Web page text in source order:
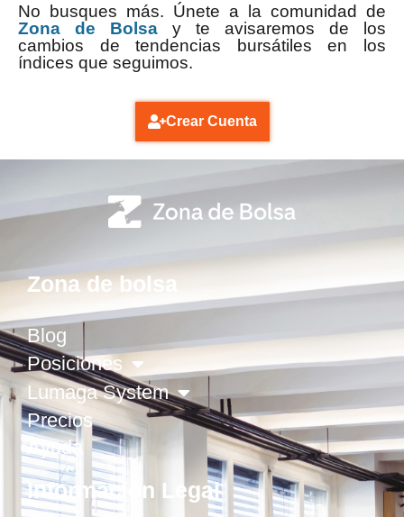
No busques más. Únete a la comunidad de
Zona de Bolsa y te avisaremos de los
cambios de tendencias bursátiles en los
índices que seguimos.
Crear Cuenta
Zona de bolsa
Blog
Posiciones
Lumaga System
Precios
Ayuda
Información Legal